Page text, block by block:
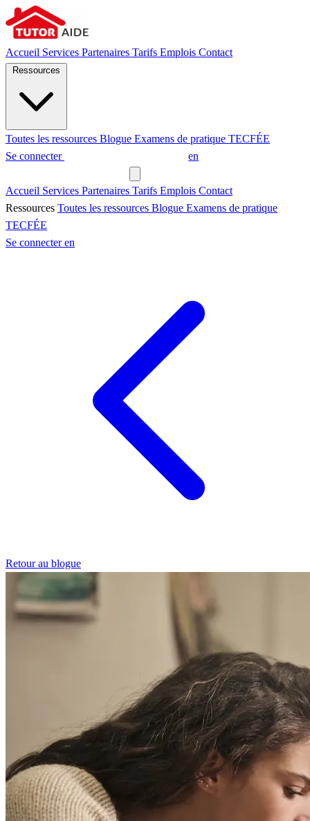
Accueil Services Partenaires Tarifs Emplois Contact
Toutes les ressources Blogue Examens de pratique TECFÉE
Se connecter
en
Accueil Services Partenaires Tarifs Emplois Contact
Ressources Toutes les ressources Blogue Examens de pratique
TECFÉE
Se connecteren
Retour au blogue